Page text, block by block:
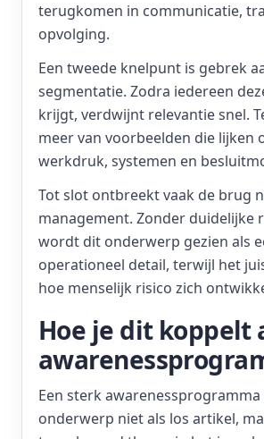
terugkomen in communicatie,
opvolging.
Een tweede knelpunt is gebrek
segmentatie. Zodra iedereen
krijgt, verdwijnt relevantie snel.
meer van voorbeelden die lijken
werkdruk, systemen en
Tot slot ontbreekt vaak de brug
management. Zonder duidelijke
wordt dit onderwerp gezien als
operationeel detail, terwijl het
hoe menselijk risico zich
Hoe je dit koppelt
Een sterk
onderwerp niet als los artikel,